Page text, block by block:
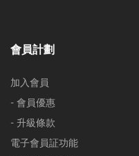
會員計劃
加入會員
- 會員優惠
- 升級條款
電子會員証功能